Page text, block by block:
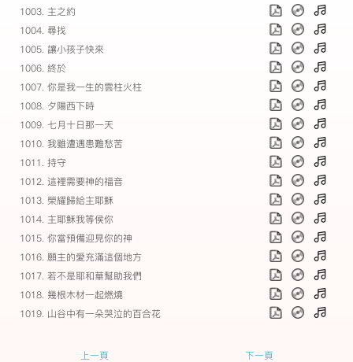
1003. 主之約
1004. 尋找
1005. 讓小孩子快來
1006. 終於
1007. 你是我一生的雲柱火柱
1008. 夕陽西下時
1009. 七月十日那一天
1010. 我雖遭遇患難愁苦
1011. 持守
1012. 這裡需要神的福音
1013. 榮耀歸給主耶穌
1014. 主耶穌我等侯你
1015. 你當預備迎見你的神
1016. 願主的愛充滿這個地方
1017. 若不是耶和華幫助我們
1018. 幾根木材一起燃燒
1019. 山谷中有一朵哭泣的百合花
上一頁 下一頁